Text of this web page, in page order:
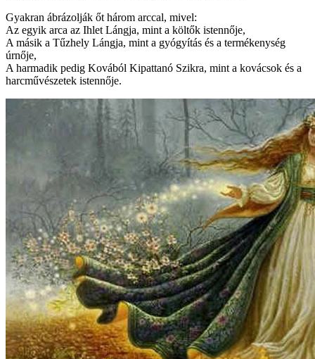
Gyakran ábrázolják őt három arccal, mivel:
Az egyik arca az Ihlet Lángja, mint a költők istennője,
A másik a Tűzhely Lángja, mint a gyógyítás és a termékenység
úrnője,
A harmadik pedig Kovából Kipattanó Szikra, mint a kovácsok és a
harcművészetek istennője.